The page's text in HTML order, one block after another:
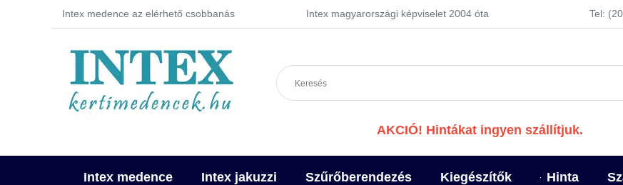
Intex medence az elérhető csobbanás Intex magyarországi képviselet 2004 óta Tel:
AKCIÓ! Hintákat ingyen szállítjuk.
Intex medence Intex jakuzzi Szűrőberendezés Kiegészítők Hinta